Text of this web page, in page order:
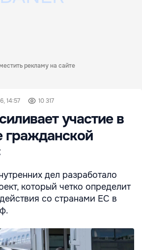
рекламу на сайте
14:57 10 317
участие в
гражданской
дел разработало
который четко определит
со странами ЕС в